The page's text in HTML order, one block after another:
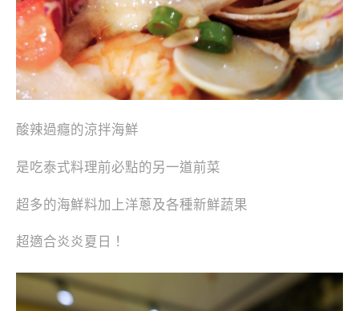
酸辣過癮的涼拌海鮮
是吃泰式料理前必點的另一道前菜
超多的海鮮料加上洋蔥及各種新鮮蔬果
超適合炎炎夏日！